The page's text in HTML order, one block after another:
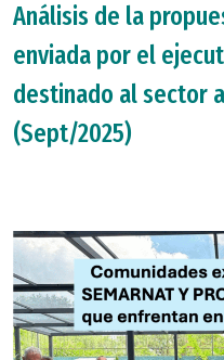
Análisis de la
enviada por el
destinado al sector
(Sept/2025)